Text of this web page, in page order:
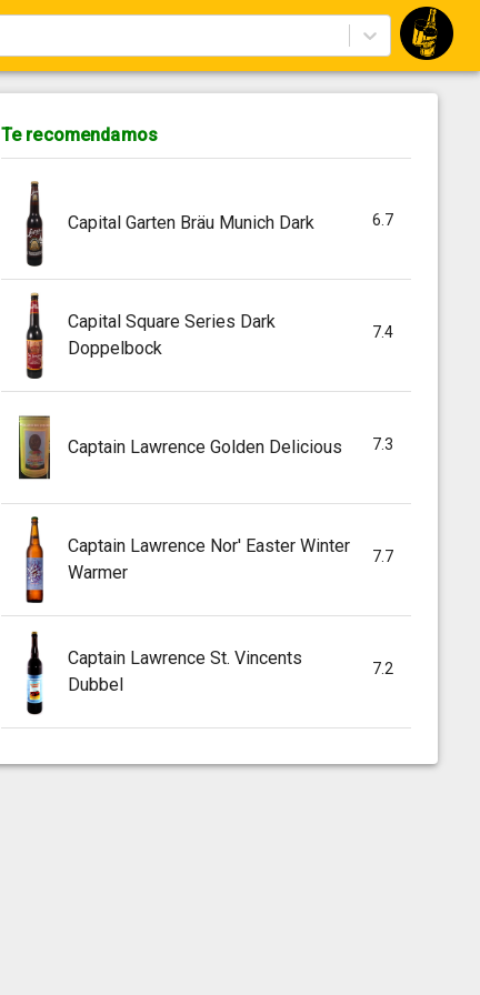
Te recomendamos
Capital Garten Bräu Munich Dark 6.7
Capital Square Series Dark
Doppelbock
7.4
Captain Lawrence Golden Delicious 7.3
Captain Lawrence Nor' Easter Winter
Warmer
7.7
Captain Lawrence St. Vincents
Dubbel
7.2